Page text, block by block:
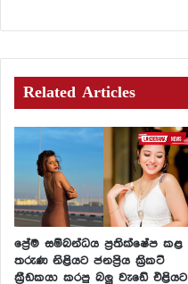
Related Articles
ප්‍රේම සම්බන්ධය ප්‍රතික්ෂේප කළ
තරුණ නිළියට ජනප්‍රිය ක්‍රිකට්
ක්‍රීඩකයා කරපු බලු වැඩේ එළියට